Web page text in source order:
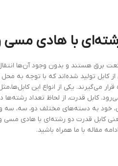
با هادی مسی
برق هستند و بدون وجود آن‌ها
کابل تولید شده‌اند که با توجه به
می‌گیرند. یکی از انواع این
می‌رود. کابل قدرت، از لحاظ تعداد
خود به دسته‌های مختلف دو، سه، سه و
کابل قدرت دو رشته‌ای با هادی
مقاله با ما همراه باشید.